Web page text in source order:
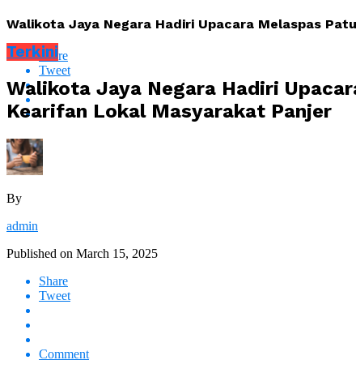
Walikota Jaya Negara Hadiri Upacara Melaspas
Share
Tweet
Terkini
Walikota Jaya Negara Hadiri
Kearifan Lokal Masyarakat Panjer
By
admin
Published on March 15, 2025
Share
Tweet
Comment